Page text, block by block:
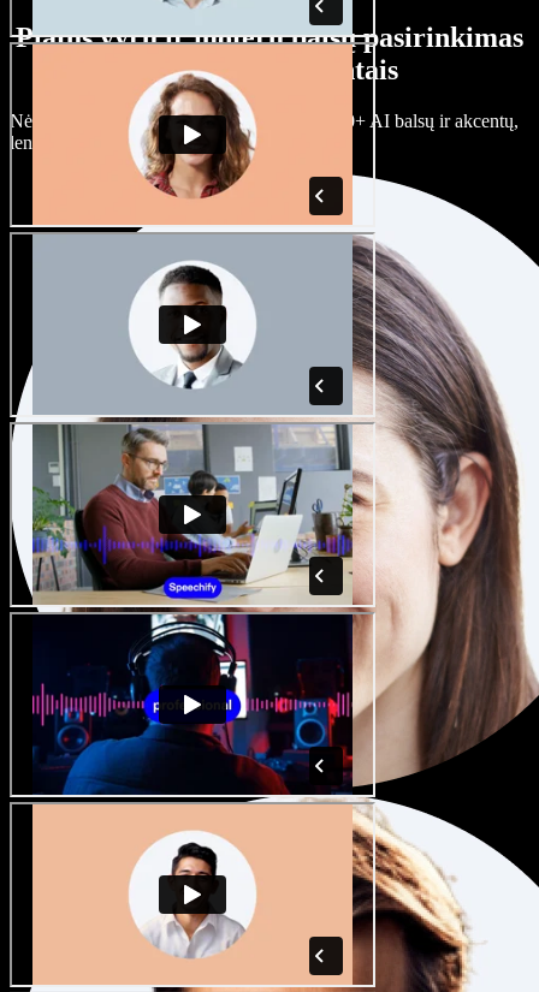
Platus vyrų ir moterų balsų pasirinkimas
su įvairiais akcentais
Nėra dviejų vienodų projektų. Rinkitės iš 100+ AI balsų ir akcentų,
lengvai juos prisitaikykite.